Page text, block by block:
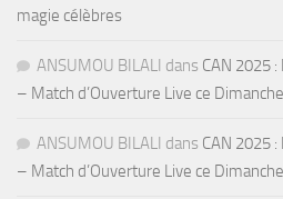
magie célèbres
ANSUMOU BILALI dans CAN 2025
– Match d’Ouverture Live ce Dimanche
ANSUMOU BILALI dans CAN 2025
– Match d’Ouverture Live ce Dimanche